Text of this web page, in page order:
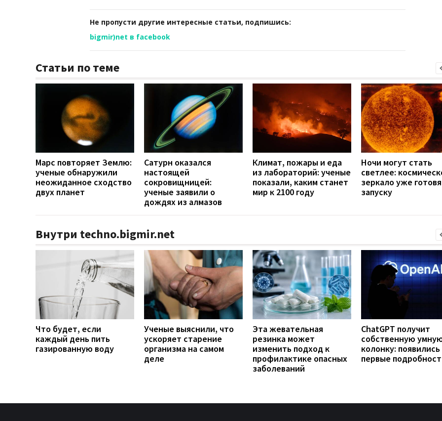
Не пропусти другие интересные статьи, подпишись:
bigmir)net в facebook
Статьи по теме
Марс повторяет Землю:
ученые обнаружили
неожиданное сходство
двух планет
Сатурн оказался
настоящей
сокровищницей:
ученые заявили о
дождях из алмазов
Климат, пожары и еда
из лабораторий: ученые
показали, каким станет
мир к 2100 году
Ночи могут стать
светлее:
зеркало уже
запуску
Внутри techno.bigmir.net
Что будет, если
каждый день пить
газированную воду
Ученые выяснили, что
ускоряет старение
организма на самом
деле
Эта жевательная
резинка может
изменить подход к
профилактике опасных
заболеваний
ChatGPT получит
собственную
колонку: появились
первые